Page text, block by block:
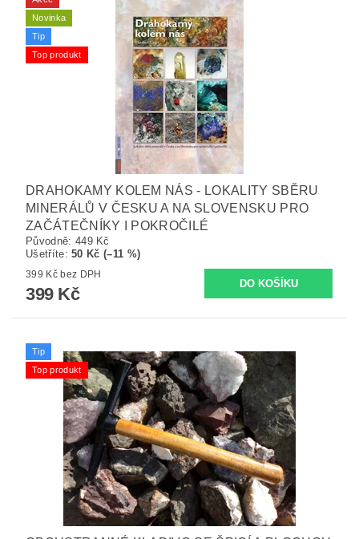
Novinka
Tip
Top produkt
DRAHOKAMY KOLEM NÁS - LOKALITY SBĚRU
MINERÁLŮ V ČESKU A NA SLOVENSKU PRO
ZAČÁTEČNÍKY I POKROČILÉ
Původně: 449 Kč
Ušetříte:50 Kč (–11 %)
399 Kč bez DPH
399 Kč
Tip
Top produkt